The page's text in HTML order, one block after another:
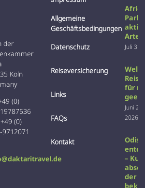
der
Köln
(0)
(0)
9712071
Allgemeine
Geschäftsbedingungen
Datenschutz
Reiseversicherung
Links
FAQs
Kontakt
Parks
Juli
für
Juni
2026
–
der